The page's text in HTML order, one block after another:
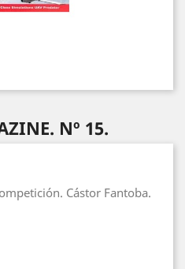
Nº 15.
Cástor Fantoba.